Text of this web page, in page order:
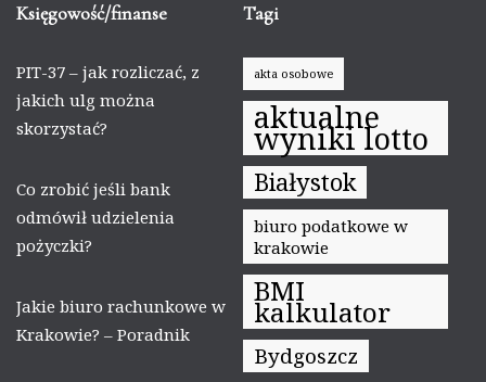
Księgowość/finanse
PIT-37 – jak rozliczać, z
jakich ulg można
skorzystać?
Co zrobić jeśli bank
odmówił udzielenia
pożyczki?
Jakie biuro rachunkowe w
Krakowie? – Poradnik
Tagi
akta osobowe
aktualne
wyniki lotto
Białystok
biuro podatkowe w
krakowie
BMI
kalkulator
Bydgoszcz